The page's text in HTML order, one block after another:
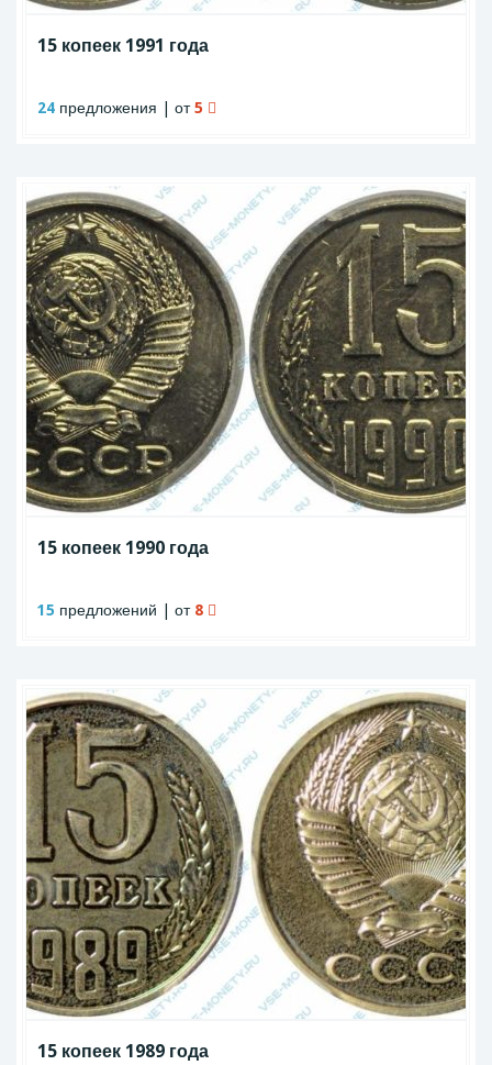
15 копеек 1991 года
24 предложения | от5
15 копеек 1990 года
15 предложений | от 8
15 копеек 1989 года